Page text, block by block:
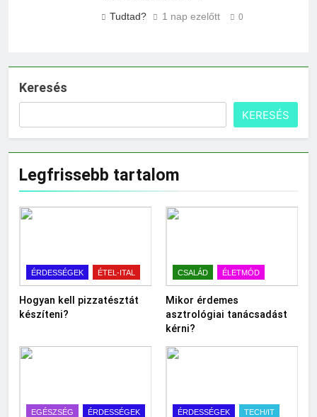
Tudtad? 1 nap ezelőtt 0
Keresés
KERESÉS
Legfrissebb tartalom
ÉRDESSÉGEK ÉTEL-ITAL
Hogyan kell pizzatésztát
készíteni?
CSALÁD ÉLETMÓD
Mikor érdemes
asztrológiai tanácsadást
kérni?
EGÉSZSÉG ÉRDESSÉGEK ÉRDESSÉGEK TECH/IT